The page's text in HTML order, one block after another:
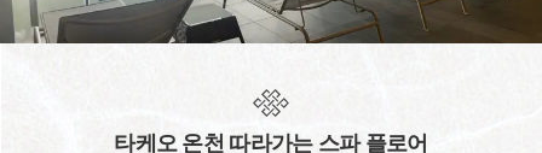
타케오 온천 따라가는 스파 플로어